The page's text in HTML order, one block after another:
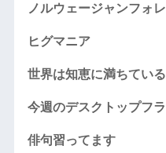
ノルウェージャンフォ
ヒグマニア
世界は知恵に満ちている
今週のデスクトップフ
俳句習ってます